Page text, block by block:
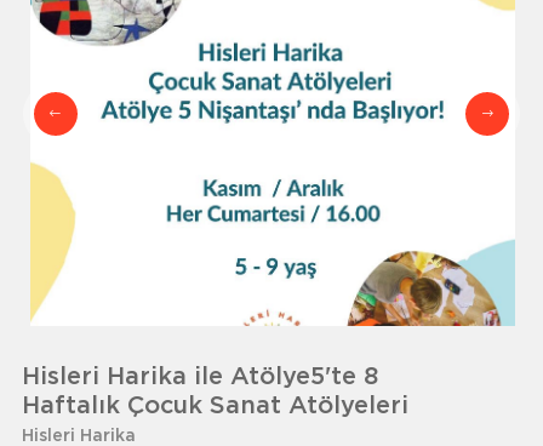
Hisleri Harika ile Atölye5'te 8
Haftalık Çocuk Sanat Atölyeleri
Hisleri Harika